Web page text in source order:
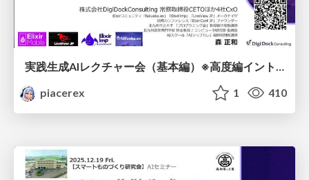
実践生成AIレクチャー会（基本編）※高度編イントロ無版
piacerex
1 410